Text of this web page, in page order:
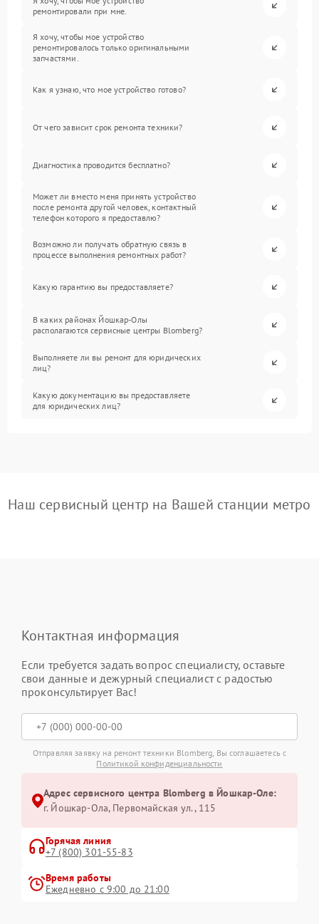
ремонтировали при мне.
Я хочу, чтобы мое устройство
ремонтировалось только оригинальными
запчастями.
Как я узнаю, что мое устройство готово?
От чего зависит срок ремонта техники?
Диагностика проводится бесплатно?
Может ли вместо меня принять устройство
после ремонта другой человек, контактный
телефон которого я предоставлю?
Возможно ли получать обратную связь в
процессе выполнения ремонтных работ?
Какую гарантию вы предоставляете?
В каких районах Йошкар-Олы
располагаются сервисные центры Blomberg?
Выполняете ли вы ремонт для юридических
лиц?
Какую документацию вы предоставляете
для юридических лиц?
Наш сервисный центр на Вашей станции метро
Контактная информация
Если требуется задать вопрос специалисту, оставьте
свои данные и дежурный специалист с радостью
проконсультирует Вас!
Отправляя заявку на ремонт техники Blomberg, Вы соглашаетесь с
Политикой конфиденциальности
Адрес сервисного центра Blomberg в Йошкар-Оле:
г. Йошкар-Ола, Первомайская ул., 115
Горячая линия
+7 (800) 301-55-83
Время работы
Ежедневно с 9:00 до 21:00